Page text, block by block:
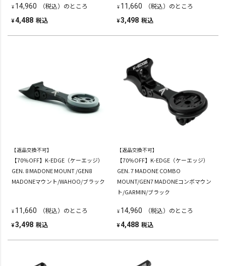
¥ 14,960 （税込）のところ
¥4,488 税込
¥ 11,660 （税込）のところ
¥3,498 税込
【返品交換不可】
【70％OFF】K-EDGE（ケーエッジ）
GEN. 8 MADONE MOUNT /GEN8
MADONEマウント/WAHOO/ブラック
¥ 11,660 （税込）のところ
¥3,498 税込
【返品交換不可】
【70％OFF】K-EDGE（ケーエッジ）
GEN. 7 MADONE COMBO
MOUNT/GEN7 MADONEコンボマウン
ト/GARMIN/ブラック
¥ 14,960 （税込）のところ
¥4,488 税込